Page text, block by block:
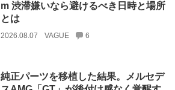
m 渋滞嫌いなら避けるべき日時と場所
とは
2026.08.07 VAGUE 6
純正パーツを移植した結果。メルセデ